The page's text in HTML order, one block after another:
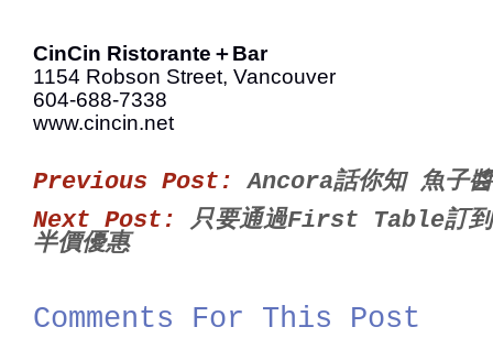
CinCin Ristorante＋Bar
1154 Robson Street, Vancouver
604-688-7338
www.cincin.net
Previous Post:Ancora話你知 魚子
Next Post: 只要通過First Table訂到
半價優惠
Comments For This Post